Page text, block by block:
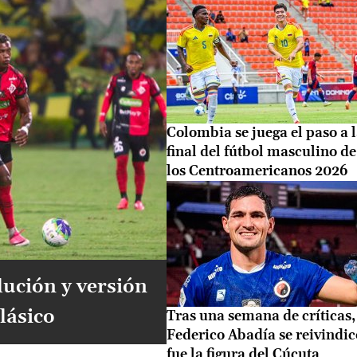
y versión
Colombia se juega el paso a
final del fútbol masculino de
los Centroamericanos 2026
Tras una semana de críticas,
Federico Abadía se